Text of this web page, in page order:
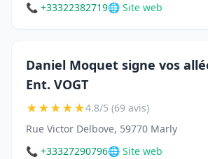
📞 +33322382719🌐 Site web
Daniel Moquet signe vos
Ent. VOGT
★★★★★4.8/5 (69 avis)
Rue Victor Delbove, 59770 Marly
📞 +33327290796🌐 Site web